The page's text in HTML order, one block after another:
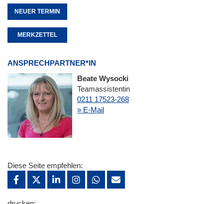
NEUER TERMIN
MERKZETTEL
ANSPRECHPARTNER*IN
Beate Wysocki
Teamassistentin
0211 17523-268
» E-Mail
Diese Seite empfehlen: